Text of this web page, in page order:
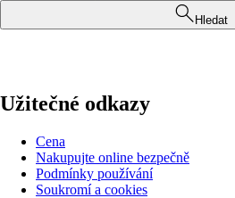
Hledat
Užitečné odkazy
Cena
Nakupujte online bezpečně
Podmínky používání
Soukromí a cookies